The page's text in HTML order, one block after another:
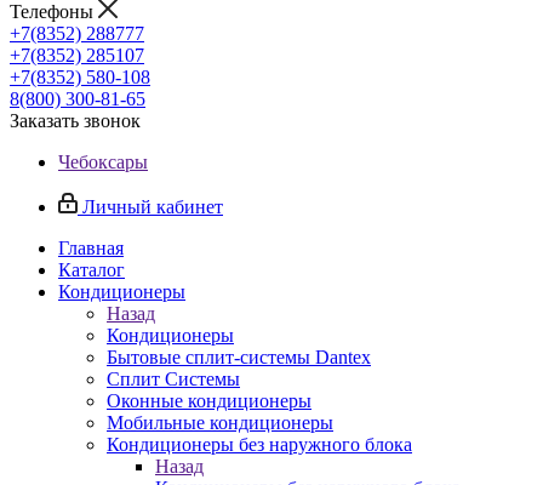
Телефоны
+7(8352) 288777
+7(8352) 285107
+7(8352) 580-108
8(800) 300-81-65
Заказать звонок
Чебоксары
Личный кабинет
Главная
Каталог
Кондиционеры
Назад
Кондиционеры
Бытовые сплит-системы Dantex
Сплит Системы
Оконные кондиционеры
Мобильные кондиционеры
Кондиционеры без наружного блока
Назад